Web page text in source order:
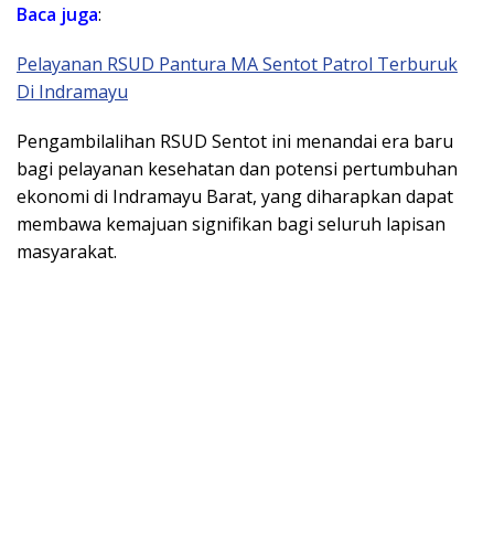
Baca juga:
Pelayanan RSUD Pantura MA Sentot Patrol Terburuk
Di Indramayu
Pengambilalihan RSUD Sentot ini menandai era baru
bagi pelayanan kesehatan dan potensi pertumbuhan
ekonomi di Indramayu Barat, yang diharapkan dapat
membawa kemajuan signifikan bagi seluruh lapisan
masyarakat.